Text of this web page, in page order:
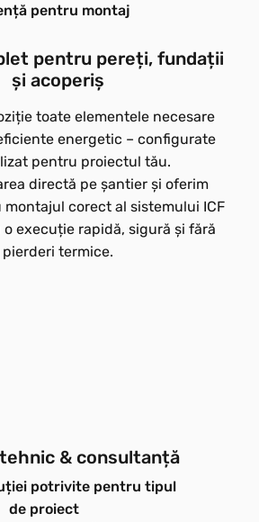
pentru montaj
pentru pereți, fundații
și acoperiș
toate elementele necesare
energetic – configurate
pentru proiectul tău.
directă pe șantier și oferim
corect al sistemului ICF
execuție rapidă, sigură și fără
pierderi termice.
& consultanță
potrivite pentru tipul
de proiect